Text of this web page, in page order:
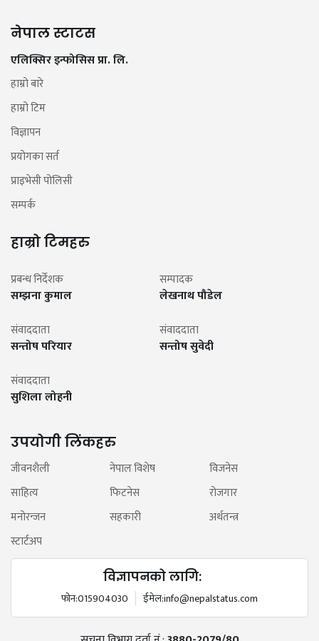
नेपाल स्टाटस
एलिक्सिर इन्फोसिस प्रा. लि.
हाम्रो बारे
हाम्रो टिम
विज्ञापन
प्रयोगका सर्त
प्राइभेसी पोलिसी
सम्पर्क
हाम्रो टिमहरु
प्रबन्ध निर्देशक
सम्झना कुमाल
सम्पादक
लेखनाथ पौडेल
संवाददाता
सन्तोष परियार
संवाददाता
सन्तोष सुवेदी
संवाददाता
सुशिला लोहनी
उपयोगी लिंकहरु
जीवनशैली नेपाल विशेष
विजनेस
साहित्य
फिटनेस
रोजगार
मनोरन्जन
सहकारी
अर्थतन्त्र
स्टार्टअप
विज्ञापनको लागि:
फोन:015904030 ईमेल:info@nepalstatus.com